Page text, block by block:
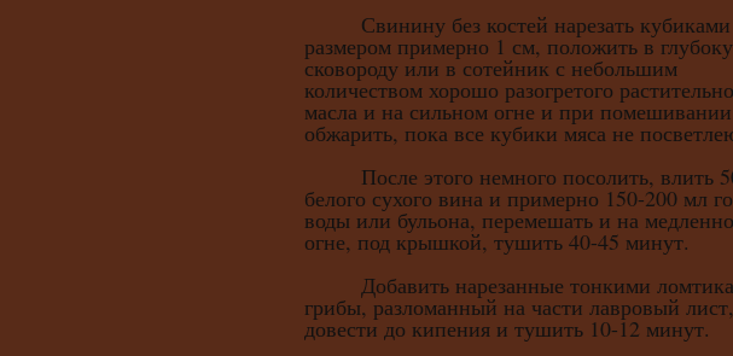
Свинину без костей нарезать кубиками
размером примерно 1 см, положить в
сковороду или в сотейник с небольшим
количеством хорошо разогретого
масла и на сильном огне и при помешивании
обжарить, пока все кубики мяса не
После этого немного посолить, влить
белого сухого вина и примерно 150-200 мл
воды или бульона, перемешать и на
огне, под крышкой, тушить 40-45 минут.
Добавить нарезанные тонкими
грибы, разломанный на части лавровый лист,
довести до кипения и тушить 10-12 минут.